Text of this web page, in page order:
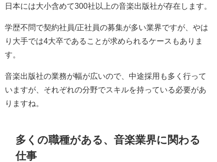
日本には大小含めて300社以上の音楽出版社が存在します。
学歴不問で契約社員/正社員の募集が多い業界ですが、やは
り大手では4大卒であることが求められるケースもありま
す。
音楽出版社の業務が幅が広いので、中途採用も多く行って
いますが、それぞれの分野でスキルを持っている必要があ
りますね。
多くの職種がある、音楽業界に関わる
仕事